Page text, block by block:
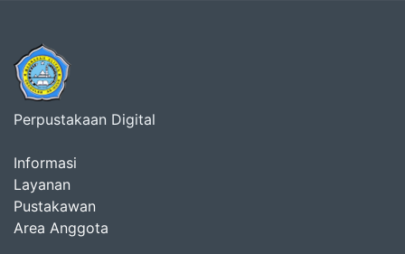
Perpustakaan Digital
Informasi
Layanan
Pustakawan
Area Anggota